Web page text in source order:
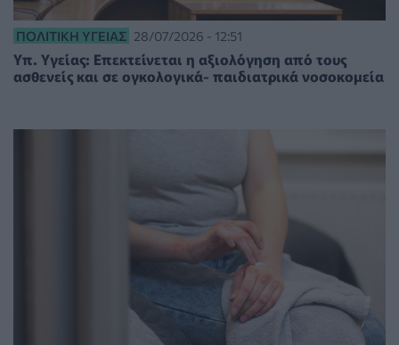
ΠΟΛΙΤΙΚΉ ΥΓΕΊΑΣ 28/07/2026 - 12:51
Υπ. Υγείας: Επεκτείνεται η αξιολόγηση από τους
ασθενείς και σε ογκολογικά- παιδιατρικά νοσοκομεία